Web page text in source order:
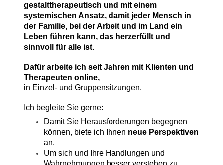
gestalttherapeutisch und mit einem
systemischen Ansatz, damit jeder Mensch in
der Familie, bei der Arbeit und im Land ein
Leben führen kann, das herzerfüllt und
sinnvoll für alle ist.
Dafür arbeite ich seit Jahren mit Klienten und
Therapeuten online,
in Einzel- und Gruppensitzungen.
Ich begleite Sie gerne:
Damit Sie Herausforderungen begegnen
können, biete ich Ihnen neue Perspektiven
an.
Um sich und Ihre Handlungen und
Wahrnehmungen besser verstehen zu